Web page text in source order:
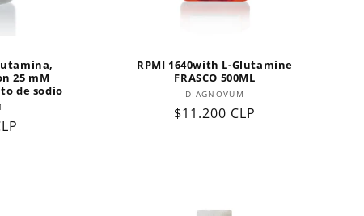
25 mM
de sodio
RPMI 1640with L-Glutamine
FRASCO 500ML
Proveedor:
DIAGNOVUM
Precio
$11.200 CLP